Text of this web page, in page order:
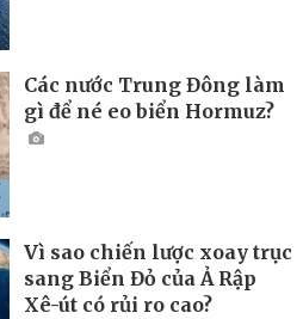
Các nước Trung Đông làm
gì để né eo biển Hormuz?
Vì sao chiến lược xoay trục
sang Biển Đỏ của Ả Rập
Xê-út có rủi ro cao?